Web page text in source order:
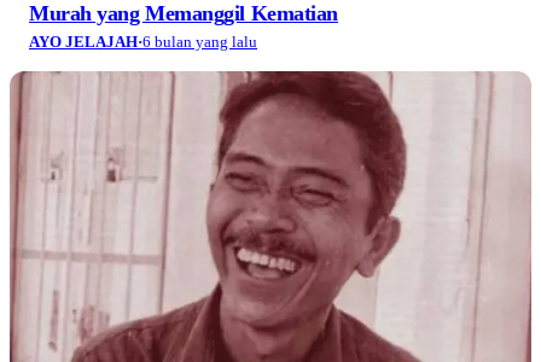
Murah yang Memanggil Kematian
AYO JELAJAH·6 bulan yang lalu